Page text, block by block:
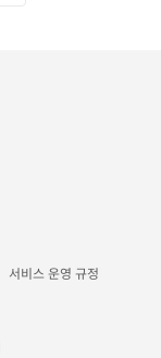
서비스 운영 규정